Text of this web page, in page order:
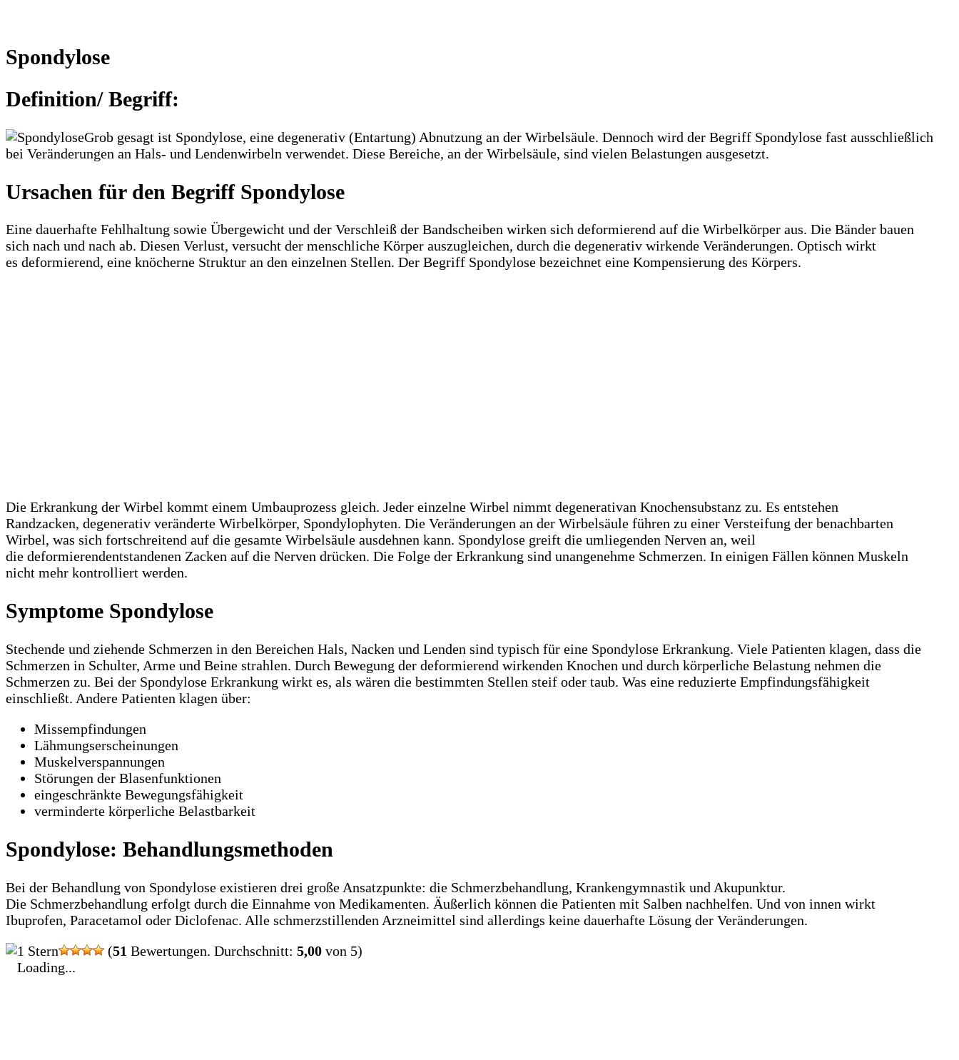
Spondylose
Definition/ Begriff:
Grob gesagt ist Spondylose, eine degenerativ (Entartung) Abnutzung an der Wirbelsäule. Dennoch wird der Begriff Spondylose fast ausschließlich
bei Veränderungen an Hals- und Lendenwirbeln verwendet. Diese Bereiche, an der Wirbelsäule, sind vielen Belastungen ausgesetzt.
Ursachen für den Begriff Spondylose
Eine dauerhafte Fehlhaltung sowie Übergewicht und der Verschleiß der Bandscheiben wirken sich deformierend auf die Wirbelkörper aus. Die Bänder bauen
sich nach und nach ab. Diesen Verlust, versucht der menschliche Körper auszugleichen, durch die degenerativ wirkende Veränderungen. Optisch wirkt
es deformierend, eine knöcherne Struktur an den einzelnen Stellen. Der Begriff Spondylose bezeichnet eine Kompensierung des Körpers.
Die Erkrankung der Wirbel kommt einem Umbauprozess gleich. Jeder einzelne Wirbel nimmt degenerativan Knochensubstanz zu. Es entstehen
Randzacken, degenerativ veränderte Wirbelkörper, Spondylophyten. Die Veränderungen an der Wirbelsäule führen zu einer Versteifung der benachbarten
Wirbel, was sich fortschreitend auf die gesamte Wirbelsäule ausdehnen kann. Spondylose greift die umliegenden Nerven an, weil
die deformierendentstandenen Zacken auf die Nerven drücken. Die Folge der Erkrankung sind unangenehme Schmerzen. In einigen Fällen können Muskeln
nicht mehr kontrolliert werden.
Symptome Spondylose
Stechende und ziehende Schmerzen in den Bereichen Hals, Nacken und Lenden sind typisch für eine Spondylose Erkrankung. Viele Patienten klagen, dass die
Schmerzen in Schulter, Arme und Beine strahlen. Durch Bewegung der deformierend wirkenden Knochen und durch körperliche Belastung nehmen die
Schmerzen zu. Bei der Spondylose Erkrankung wirkt es, als wären die bestimmten Stellen steif oder taub. Was eine reduzierte Empfindungsfähigkeit
einschließt. Andere Patienten klagen über:
Missempfindungen
Lähmungserscheinungen
Muskelverspannungen
Störungen der Blasenfunktionen
eingeschränkte Bewegungsfähigkeit
verminderte körperliche Belastbarkeit
Spondylose: Behandlungsmethoden
Bei der Behandlung von Spondylose existieren drei große Ansatzpunkte: die Schmerzbehandlung, Krankengymnastik und Akupunktur.
Die Schmerzbehandlung erfolgt durch die Einnahme von Medikamenten. Äußerlich können die Patienten mit Salben nachhelfen. Und von innen wirkt
Ibuprofen, Paracetamol oder Diclofenac. Alle schmerzstillenden Arzneimittel sind allerdings keine dauerhafte Lösung der Veränderungen.
(51 Bewertungen. Durchschnitt: 5,00 von 5)
Loading...